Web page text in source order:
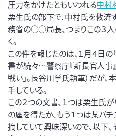
圧力をかけたともいわれる中村
栗生氏の部下で、中村氏を救済
務省の○○局長、つまりこの３
く。
この件を報じたのは、１月４日の
書が続々…警察庁『新長官人事
戦い」。長谷川学氏執筆）だが
手している。
この２つの文書、１つは栗生氏
の座を得たか、もう１つは某パ
摘していて興味深いので、以下、